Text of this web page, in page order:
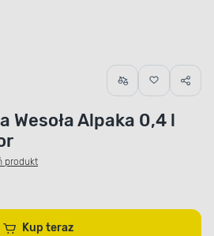
Wesoła Alpaka 0,4 l
produkt
Kup teraz